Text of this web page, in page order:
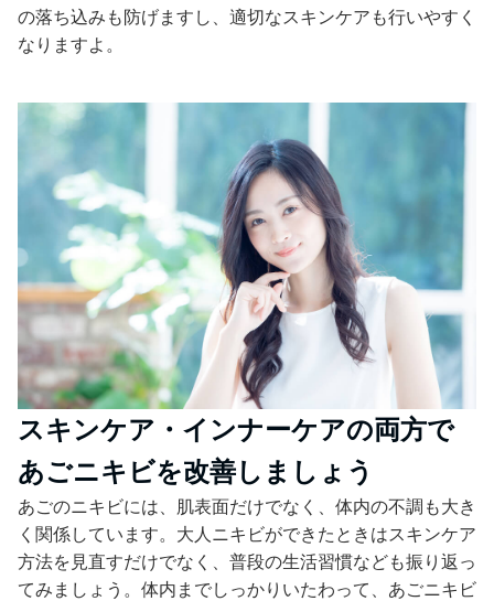
の落ち込みも防げますし、適切なスキンケアも行いやすく
なりますよ。
スキンケア・インナーケアの両方で
あごニキビを改善しましょう
あごのニキビには、肌表面だけでなく、体内の不調も大き
く関係しています。大人ニキビができたときはスキンケア
方法を見直すだけでなく、普段の生活習慣なども振り返っ
てみましょう。体内までしっかりいたわって、あごニキビ